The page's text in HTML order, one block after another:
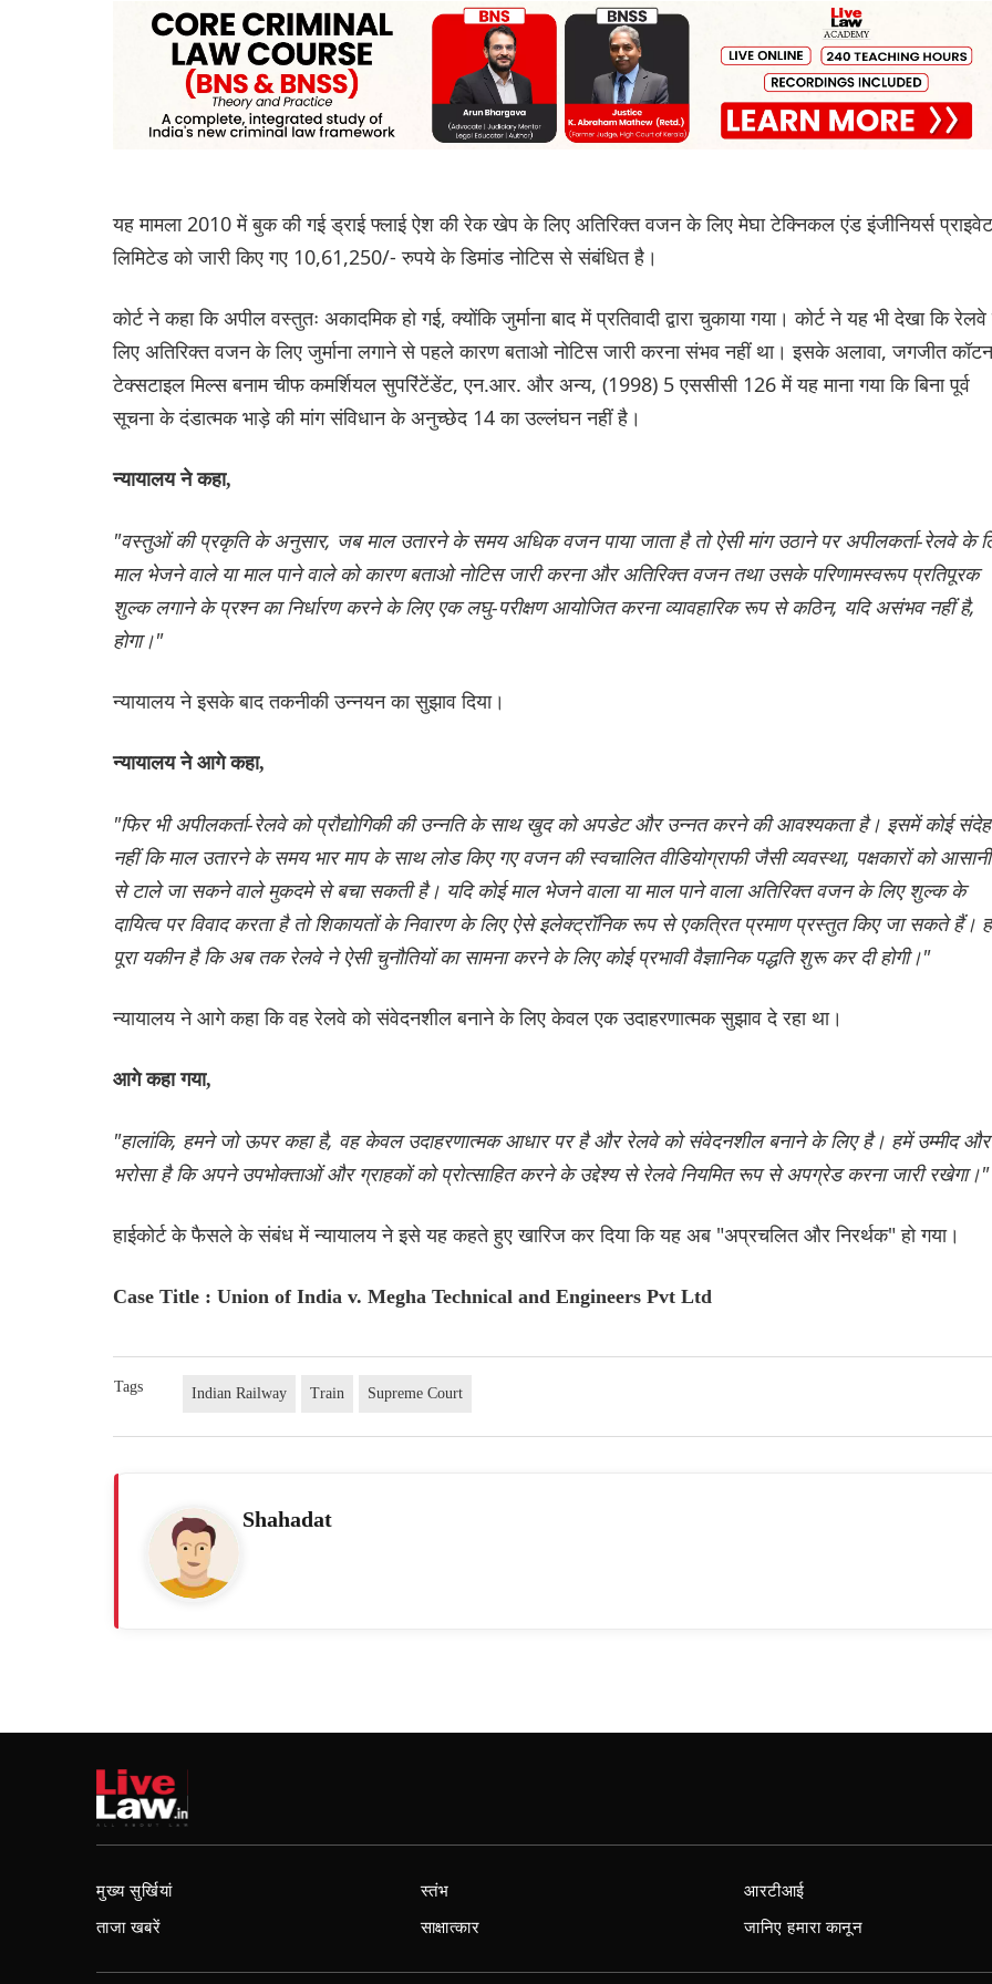
यह मामला 2010 में बुक की गई ड्राई फ्लाई ऐश की रेक खेप के लिए अतिरिक्त वजन के लिए मेघा टेक्निकल एंड इंजीनियर्स प्राइवेट
लिमिटेड को जारी किए गए 10,61,250/- रुपये के डिमांड नोटिस से संबंधित है।
कोर्ट ने कहा कि अपील वस्तुतः अकादमिक हो गई, क्योंकि जुर्माना बाद में प्रतिवादी द्वारा चुकाया गया। कोर्ट ने यह भी देखा कि
लिए अतिरिक्त वजन के लिए जुर्माना लगाने से पहले कारण बताओ नोटिस जारी करना संभव नहीं था। इसके अलावा, जगजीत कॉटन
टेक्सटाइल मिल्स बनाम चीफ कमर्शियल सुपरिंटेंडेंट, एन.आर. और अन्य, (1998) 5 एससीसी 126 में यह माना गया कि बिना पूर्व
सूचना के दंडात्मक भाड़े की मांग संविधान के अनुच्छेद 14 का उल्लंघन नहीं है।
न्यायालय ने कहा,
"वस्तुओं की प्रकृति के अनुसार, जब माल उतारने के समय अधिक वजन पाया जाता है तो ऐसी मांग उठाने पर अपीलकर्ता-रेलवे के
माल भेजने वाले या माल पाने वाले को कारण बताओ नोटिस जारी करना और अतिरिक्त वजन तथा उसके परिणामस्वरूप प्रतिपूरक
शुल्क लगाने के प्रश्न का निर्धारण करने के लिए एक लघु-परीक्षण आयोजित करना व्यावहारिक रूप से कठिन, यदि असंभव नहीं है,
होगा।"
न्यायालय ने इसके बाद तकनीकी उन्नयन का सुझाव दिया।
न्यायालय ने आगे कहा,
"फिर भी अपीलकर्ता-रेलवे को प्रौद्योगिकी की उन्नति के साथ खुद को अपडेट और उन्नत करने की आवश्यकता है। इसमें कोई संदेह
नहीं कि माल उतारने के समय भार माप के साथ लोड किए गए वजन की स्वचालित वीडियोग्राफी जैसी व्यवस्था, पक्षकारों को आसानी
से टाले जा सकने वाले मुकदमे से बचा सकती है। यदि कोई माल भेजने वाला या माल पाने वाला अतिरिक्त वजन के लिए शुल्क के
दायित्व पर विवाद करता है तो शिकायतों के निवारण के लिए ऐसे इलेक्ट्रॉनिक रूप से एकत्रित प्रमाण प्रस्तुत किए जा सकते हैं।
पूरा यकीन है कि अब तक रेलवे ने ऐसी चुनौतियों का सामना करने के लिए कोई प्रभावी वैज्ञानिक पद्धति शुरू कर दी होगी।"
न्यायालय ने आगे कहा कि वह रेलवे को संवेदनशील बनाने के लिए केवल एक उदाहरणात्मक सुझाव दे रहा था।
आगे कहा गया,
"हालांकि, हमने जो ऊपर कहा है, वह केवल उदाहरणात्मक आधार पर है और रेलवे को संवेदनशील बनाने के लिए है। हमें उम्मीद और
भरोसा है कि अपने उपभोक्ताओं और ग्राहकों को प्रोत्साहित करने के उद्देश्य से रेलवे नियमित रूप से अपग्रेड करना जारी रखेगा।"
हाईकोर्ट के फैसले के संबंध में न्यायालय ने इसे यह कहते हुए खारिज कर दिया कि यह अब "अप्रचलित और निरर्थक" हो गया।
Case Title : Union of India v. Megha Technical and Engineers Pvt Ltd
Tags Indian Railway Train Supreme Court
Shahadat
मुख्य सुर्खियां
ताजा खबरें
स्तंभ
साक्षात्कार
आरटीआई
जानिए हमारा कानून